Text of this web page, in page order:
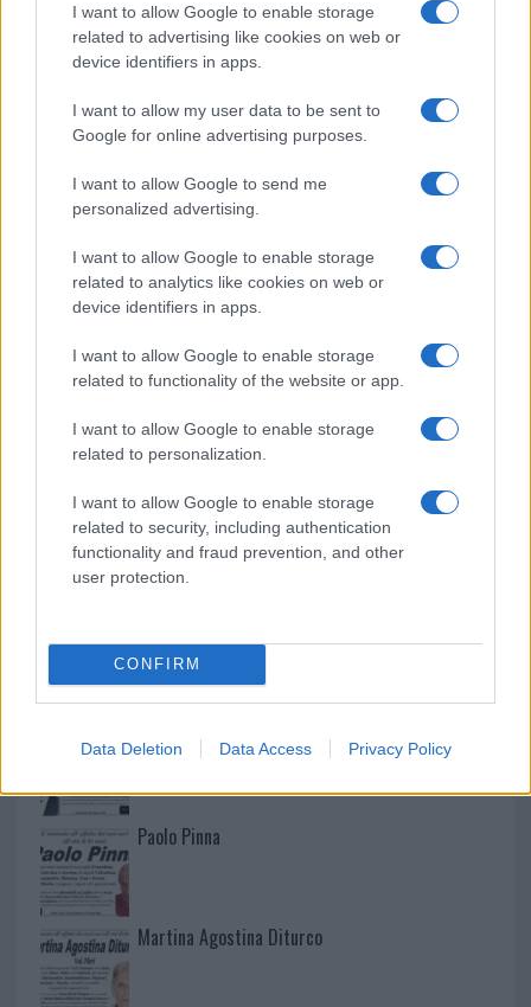
I want to allow Google to enable storage
related to advertising like cookies on web or
device identifiers in apps.
I want to allow my user data to be sent to
Google for online advertising purposes.
I want to allow Google to send me
personalized advertising.
I want to allow Google to enable storage
related to analytics like cookies on web or
device identifiers in apps.
I want to allow Google to enable storage
related to functionality of the website or app.
I want to allow Google to enable storage
related to personalization.
I want to allow Google to enable storage
related to security, including authentication
functionality and fraud prevention, and other
user protection.
CONFIRM
Data Deletion Data Access Privacy Policy
Stop ai cantieri privati a Olbia, nuove regole
anche a San Pantaleo
Rapina a Porto Rotondo, due uomini fermati dai
Olbia, cosa è successo
danni ingenti
NECROLOGIE
Mario Malu
Paolo Pinna
Martina Agostina Diturco